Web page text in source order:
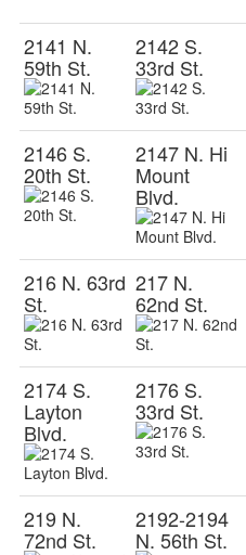
2141 N.
59th St.
2142 S.
33rd St.
2146 S.
20th St.
2147 N. Hi
Mount
Blvd.
216 N. 63rd
St.
217 N.
62nd St.
2174 S.
Layton
Blvd.
2176 S.
33rd St.
219 N.
72nd St.
2192-2194
N. 56th St.